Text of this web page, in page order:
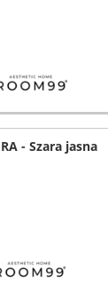
- Szara jasna